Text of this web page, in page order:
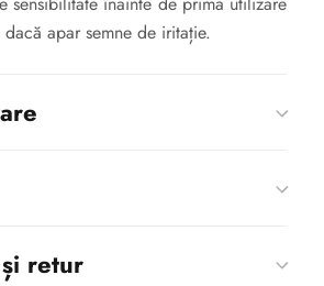
apar semne de iritație.
retur